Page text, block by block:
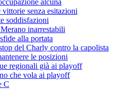
senza esitazioni
soddisfazioni
inarrestabili
alla portata
del Charly contro la capolista
le posizioni
regionali già ai playoff
che vola ai playoff
C